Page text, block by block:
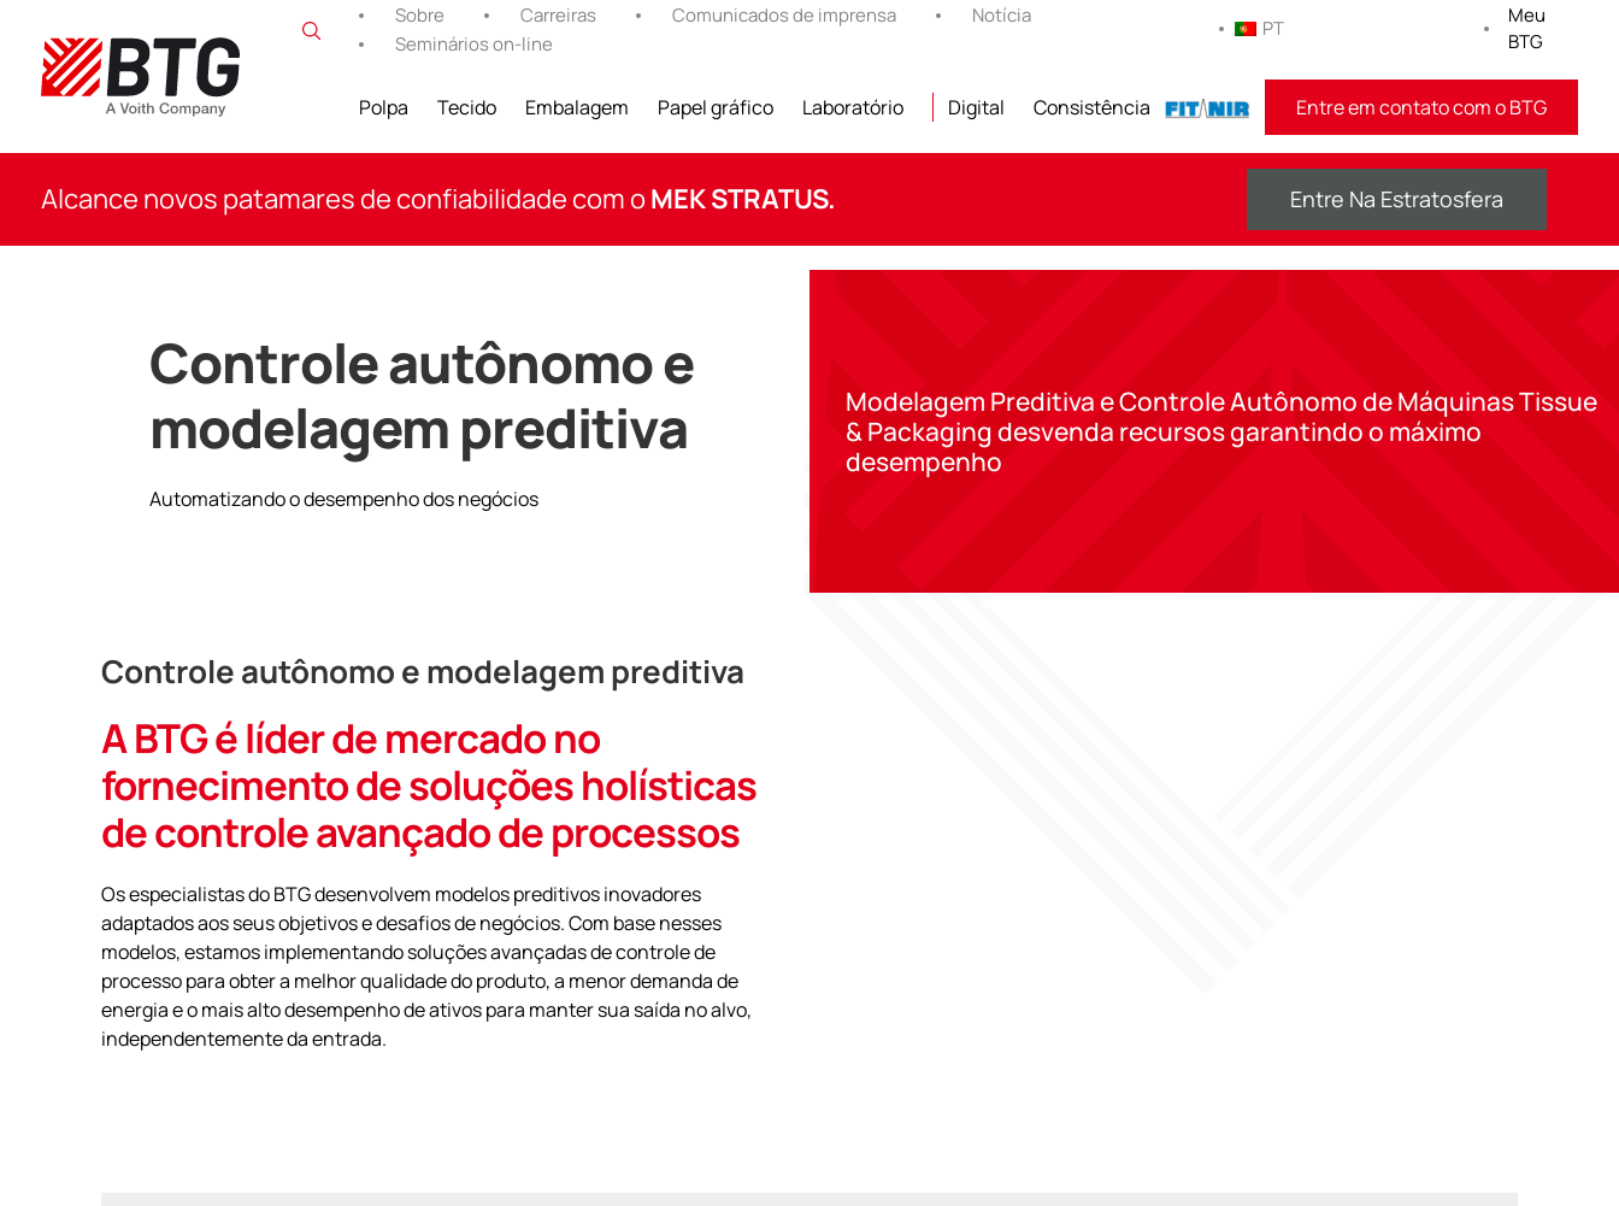
conteúdo
Sobre Carreiras Comunicados de imprensa
Notícia
Seminários on-line
PT
Meu
BTG
Polpa Tecido Embalagem Papel gráfico Laboratório Digital Consistência FITNIR Entre em contato com o BTG
Alcance novos patamares de confiabilidade com oMEK STRATUS. Entre Na Estratosfera
Controle autônomo e
modelagem preditiva
Automatizando o desempenho dos negócios
Modelagem Preditiva e Controle Autônomo de Máquinas Tissue
& Packaging desvenda recursos garantindo o máximo
desempenho
Controle autônomo e modelagem preditiva
A BTG é líder de mercado no
fornecimento de soluções holísticas
de controle avançado de processos
Os especialistas do BTG desenvolvem modelos preditivos inovadores
adaptados aos seus objetivos e desafios de negócios. Com base nesses
modelos, estamos implementando soluções avançadas de controle de
processo para obter a melhor qualidade do produto, a menor demanda de
energia e o mais alto desempenho de ativos para manter sua saída no alvo,
independentemente da entrada.